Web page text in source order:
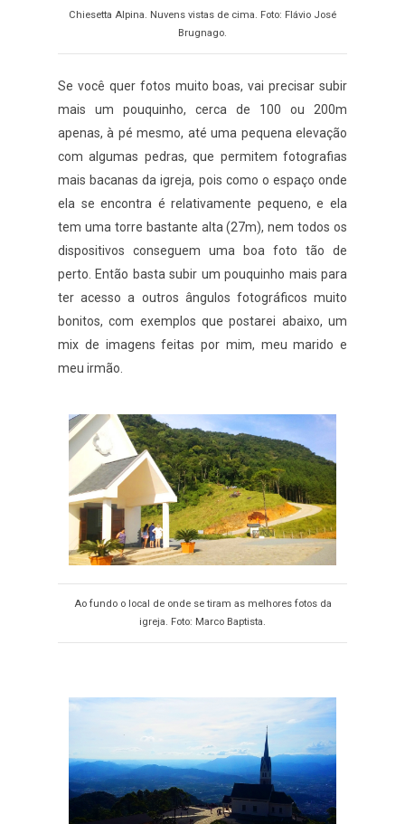
Chiesetta Alpina. Nuvens vistas de cima. Foto: Flávio José
Brugnago.
Se você quer fotos muito boas, vai precisar subir
mais um pouquinho, cerca de 100 ou 200m
apenas, à pé mesmo, até uma pequena elevação
com algumas pedras, que permitem fotografias
mais bacanas da igreja, pois como o espaço onde
ela se encontra é relativamente pequeno, e ela
tem uma torre bastante alta (27m), nem todos os
dispositivos conseguem uma boa foto tão de
perto. Então basta subir um pouquinho mais para
ter acesso a outros ângulos fotográficos muito
bonitos, com exemplos que postarei abaixo, um
mix de imagens feitas por mim, meu marido e
meu irmão.
Ao fundo o local de onde se tiram as melhores fotos da
igreja. Foto: Marco Baptista.